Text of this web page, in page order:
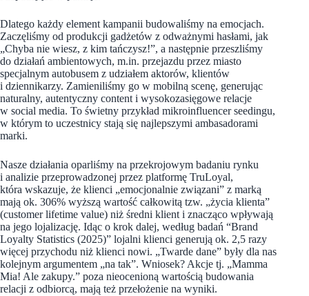
Dlatego każdy element kampanii budowaliśmy na emocjach.
Zaczęliśmy od produkcji gadżetów z odważnymi hasłami, jak
„Chyba nie wiesz, z kim tańczysz!”, a następnie przeszliśmy
do działań ambientowych, m.in. przejazdu przez miasto
specjalnym autobusem z udziałem aktorów, klientów
i dziennikarzy. Zamieniliśmy go w mobilną scenę, generując
naturalny, autentyczny content i wysokozasięgowe relacje
w social media. To świetny przykład mikroinfluencer seedingu,
w którym to uczestnicy stają się najlepszymi ambasadorami
marki.
Nasze działania oparliśmy na przekrojowym badaniu rynku
i analizie przeprowadzonej przez platformę TruLoyal,
która wskazuje, że klienci „emocjonalnie związani” z marką
mają ok. 306% wyższą wartość całkowitą tzw. „życia klienta”
(customer lifetime value) niż średni klient i znacząco wpływają
na jego lojalizację. Idąc o krok dalej, według badań “Brand
Loyalty Statistics (2025)” lojalni klienci generują ok. 2,5 razy
więcej przychodu niż klienci nowi. „Twarde dane” były dla nas
kolejnym argumentem „na tak”. Wniosek? Akcje tj. „Mamma
Mia! Ale zakupy.” poza nieocenioną wartością budowania
relacji z odbiorcą, mają też przełożenie na wyniki.